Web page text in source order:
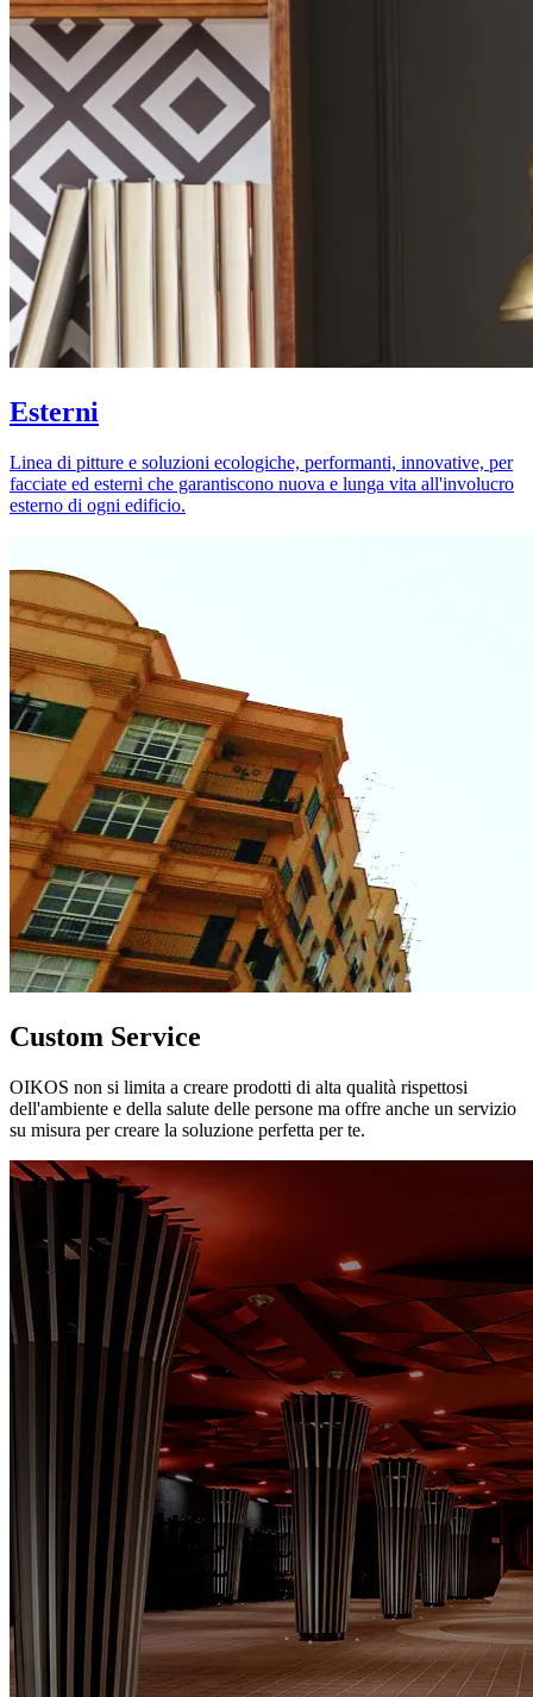
Esterni
Linea di pitture e soluzioni ecologiche, performanti, innovative, per
facciate ed esterni che garantiscono nuova e lunga vita all'involucro
esterno di ogni edificio.
Custom Service
OIKOS non si limita a creare prodotti di alta qualità rispettosi
dell'ambiente e della salute delle persone ma offre anche un servizio
su misura per creare la soluzione perfetta per te.